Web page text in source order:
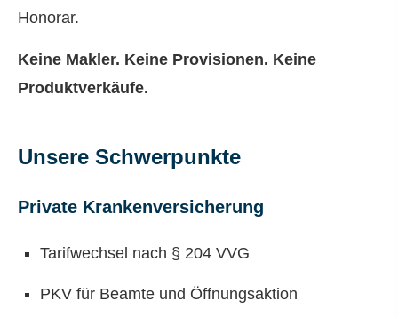
Honorar.
Keine Makler. Keine Provisionen. Keine
Produktverkäufe.
Unsere Schwerpunkte
Private Kranken­ver­si­che­rung
Tarifwechsel nach § 204 VVG
PKV für Beamte und Öffnungsaktion